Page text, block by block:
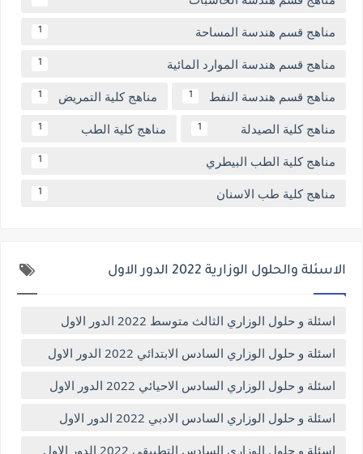
مناهج قسم هندسة المساحة 1
مناهج قسم هندسة الموارد المائية 1
مناهج قسم هندسة النفط 1 مناهج كلية التمريض 1
مناهج كلية الصيدلة 1 مناهج كلية الطب 1
مناهج كلية الطب البيطري 1
مناهج كلية طب الاسنان 1
الاسئلة والحلول الوزارية 2022 الدور الاول
اسئلة و حلول الوزاري الثالث متوسط 2022 الدور الاول
اسئلة و حلول الوزاري السادس الابتدائي 2022 الدور الاول
اسئلة و حلول الوزاري السادس الاحيائي 2022 الدور الاول
اسئلة و حلول الوزاري السادس الادبي 2022 الدور الاول
اسئلة و حلول الوزاري السادس التطبيقي 2022 الدور الاول